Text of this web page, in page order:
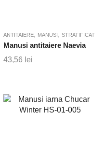
ANTITAIERE, MANUSI, STRATIFICAT
Manusi antitaiere Naevia
43,56 lei